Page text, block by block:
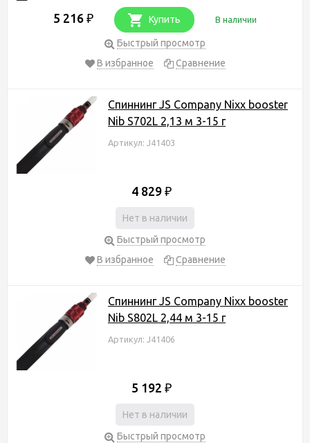
5 216 ₽ Купить В наличии
Быстрый просмотр
В избранное
Сравнение
Спиннинг JS Company Nixx booster
Nib S702L 2,13 м 3-15 г
Артикул: J41403
4 829 ₽
Нет в наличии
Быстрый просмотр
В избранное
Сравнение
Спиннинг JS Company Nixx booster
Nib S802L 2,44 м 3-15 г
Артикул: J41406
5 192 ₽
Нет в наличии
Быстрый просмотр